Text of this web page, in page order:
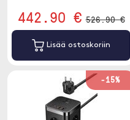
442.90 € 526.90 €
Lisää ostoskoriin
-15%